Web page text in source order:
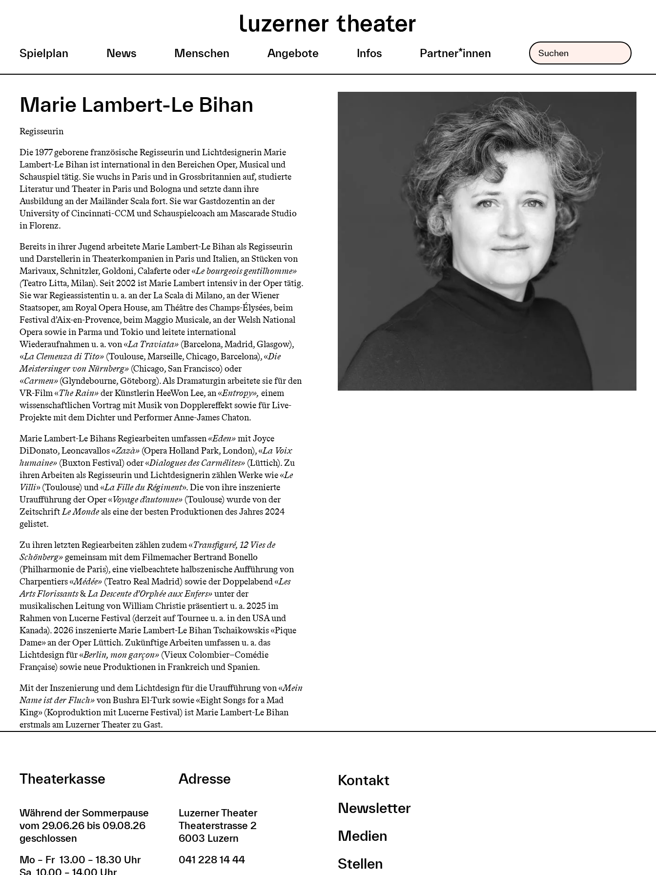
H
a
u
p
t
m
e
n
ü
Spielplan News Menschen Angebote Infos Partner*innen
Marie Lambert-Le Bihan
Regisseurin
Die 1977 geborene französische Regisseurin und Lichtdesignerin Marie
Lambert-Le Bihan ist international in den Bereichen Oper, Musical und
Schauspiel tätig. Sie wuchs in Paris und in Grossbritannien auf, studierte
Literatur und Theater in Paris und Bologna und setzte dann ihre
Ausbildung an der Mailänder Scala fort. Sie war Gastdozentin an der
University of Cincinnati-CCM und Schauspielcoach am Mascarade Studio
in Florenz.
Bereits in ihrer Jugend arbeitete Marie Lambert-Le Bihan als Regisseurin
und Darstellerin in Theaterkompanien in Paris und Italien, an Stücken von
Marivaux, Schnitzler, Goldoni, Calaferte oder «Le bourgeois gentilhomme»
(Teatro Litta, Milan). Seit 2002 ist Marie Lambert intensiv in der Oper tätig.
Sie war Regieassistentin u. a. an der La Scala di Milano, an der Wiener
Staatsoper, am Royal Opera House, am Théâtre des Champs-Élysées, beim
Festival d’Aix-en-Provence, beim Maggio Musicale, an der Welsh National
Opera sowie in Parma und Tokio und leitete international
Wiederaufnahmen u. a. von «La Traviata»(Barcelona, Madrid, Glasgow),
«La Clemenza di Tito»(Toulouse, Marseille, Chicago, Barcelona), «Die
Meistersinger von Nürnberg»(Chicago, San Francisco) oder
«Carmen»(Glyndebourne, Göteborg). Als Dramaturgin arbeitete sie für den
VR-Film «The Rain»der Künstlerin HeeWon Lee, an «Entropy», einem
wissenschaftlichen Vortrag mit Musik von Dopplereffekt sowie für Live-
Projekte mit dem Dichter und Performer Anne-James Chaton.
Marie Lambert-Le Bihans Regiearbeiten umfassen«Eden»mit Joyce
DiDonato, Leoncavallos «Zazà»(Opera Holland Park, London), «La Voix
humaine»(Buxton Festival) oder «Dialogues des Carmélites»(Lüttich). Zu
ihren Arbeiten als Regisseurin und Lichtdesignerin zählen Werke wie «Le
Villi» (Toulouse) und «La Fille du Régiment». Die von ihre inszenierte
Uraufführung der Oper «Voyage d’automne»(Toulouse) wurde von der
ZeitschriftLe Mondeals eine der besten Produktionen des Jahres 2024
gelistet.
Zu ihren letzten Regiearbeiten zählen zudem «Transfiguré, 12 Vies de
Schönberg»gemeinsam mit dem Filmemacher Bertrand Bonello
(Philharmonie de Paris), eine vielbeachtete halbszenische Aufführung von
Charpentiers «Médée»(Teatro Real Madrid) sowie der Doppelabend «Les
Arts Florissants&La Descente d’Orphée aux Enfers»unter der
musikalischen Leitung von William Christie präsentiert u. a. 2025 im
Rahmen von Lucerne Festival (derzeit auf Tournee u. a. in den USA und
Kanada). 2026 inszenierte Marie Lambert-Le Bihan Tschaikowskis «Pique
Dame» an der Oper Lüttich. Zukünftige Arbeiten umfassen u. a. das
Lichtdesign für «Berlin, mon garçon»(Vieux Colombier–Comédie
Française) sowie neue Produktionen in Frankreich und Spanien.
Mit der Inszenierung und dem Lichtdesign für die Uraufführung von «Mein
Name ist der Fluch»von Bushra El-Turk sowie «Eight Songs for a Mad
King» (Koproduktion mit Lucerne Festival) ist Marie Lambert-Le Bihan
erstmals am Luzerner Theater zu Gast.
Theaterkasse
Während der Sommerpause
vom 29.06.26 bis 09.08.26
geschlossen
Mo – Fr 13.00 – 18.30 Uhr
Sa 10.00 – 14.00 Uhr
Adresse
Luzerner Theater
Theaterstrasse 2
6003 Luzern
041 228 14 44
Kontakt
Newsletter
Medien
Stellen